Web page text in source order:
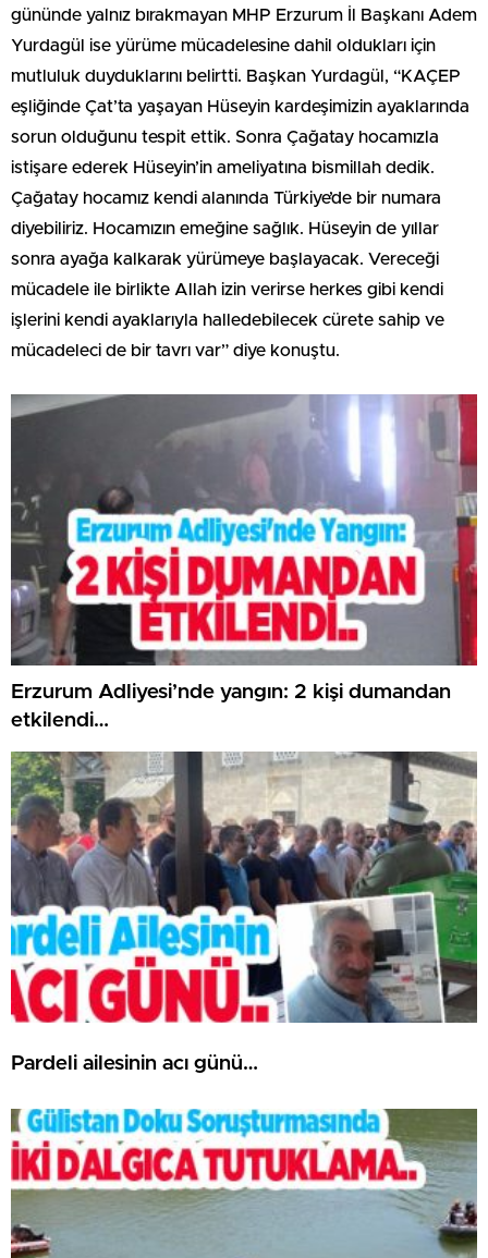
gününde yalnız bırakmayan MHP Erzurum İl Başkanı Adem
Yurdagül ise yürüme mücadelesine dahil oldukları için
mutluluk duyduklarını belirtti. Başkan Yurdagül, “KAÇEP
eşliğinde Çat’ta yaşayan Hüseyin kardeşimizin ayaklarında
sorun olduğunu tespit ettik. Sonra Çağatay hocamızla
istişare ederek Hüseyin’in ameliyatına bismillah dedik.
Çağatay hocamız kendi alanında Türkiye’de bir numara
diyebiliriz. Hocamızın emeğine sağlık. Hüseyin de yıllar
sonra ayağa kalkarak yürümeye başlayacak. Vereceği
mücadele ile birlikte Allah izin verirse herkes gibi kendi
işlerini kendi ayaklarıyla halledebilecek cürete sahip ve
mücadeleci de bir tavrı var” diye konuştu.
Erzurum Adliyesi’nde yangın: 2 kişi dumandan
etkilendi…
Pardeli ailesinin acı günü…